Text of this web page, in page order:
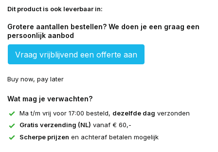
Dit product is ook leverbaar in:
Grotere aantallen bestellen? We doen je een graag een
persoonlijk aanbod
Vraag vrijblijvend een offerte aan
Buy now, pay later
Wat mag je verwachten?
Ma t/m vrij voor 17:00 besteld, dezelfde dag verzonden
Gratis verzending (NL) vanaf € 60,-
Scherpe prijzen en achteraf betalen mogelijk